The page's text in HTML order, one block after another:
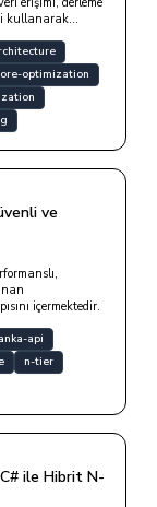
kullanarak
optimization
ve
içermektedir.
api
n-tier
ile Hibrit N-